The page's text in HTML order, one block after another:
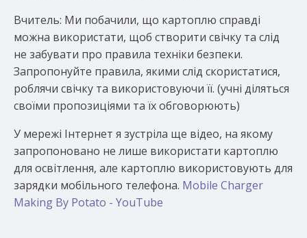
Вчитель: Ми побачили, що картоплю справді
можна використати, щоб створити свічку та слід
не забувати про правила техніки безпеки.
Запропонуйте правила, якими слід скористатися,
роблячи свічку та використовуючи її. (учні діляться
своїми пропозиціями та їх обговорюють)
У мережі Інтернет я зустріла ще відео, на якому
запропоновано не лише використати картоплю
для освітлення, але картоплю використовують для
зарядки мобільного телефона. Mobile Charger
Making By Potato - YouTube